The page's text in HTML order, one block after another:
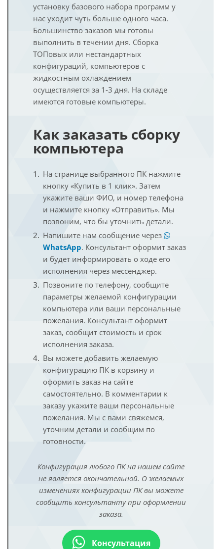
установку базового набора программ у
нас уходит чуть больше одного часа.
Большинство заказов мы готовы
выполнить в течении дня. Сборка
ТОПовых или нестандартных
конфигураций, компьютеров с
жидкостным охлаждением
осуществляется за 1-3 дня. На складе
имеются готовые компьютеры.
Как заказать сборку
компьютера
На странице выбранного ПК нажмите
кнопку «Купить в 1 клик». Затем
укажите ваши ФИО, и номер телефона
и нажмите кнопку «Отправить». Мы
позвоним, что бы уточнить детали.
Напишите нам сообщение через
WhatsApp. Консультант оформит заказ
и будет информировать о ходе его
исполнения через мессенджер.
Позвоните по телефону, сообщите
параметры желаемой конфигурации
компьютера или ваши персональные
пожелания. Консультант оформит
заказ, сообщит стоимость и срок
исполнения заказа.
Вы можете добавить желаемую
конфигурацию ПК в корзину и
оформить заказ на сайте
самостоятельно. В комментарии к
заказу укажите ваши персональные
пожелания. Мы с вами свяжемся,
уточним детали и сообщим по
готовности.
Конфигурация любого ПК на нашем сайте
не является окончательной. О желаемых
изменениях конфигурации ПК вы можете
сообщить консультанту при оформлении
заказа.
Консультация